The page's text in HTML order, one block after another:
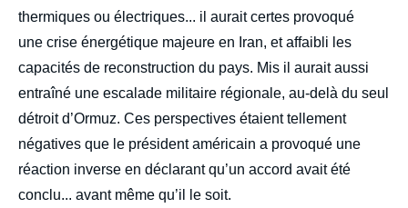
thermiques ou électriques... il aurait certes provoqué
une crise énergétique majeure en Iran, et affaibli les
capacités de reconstruction du pays. Mis il aurait aussi
entraîné une escalade militaire régionale, au-delà du seul
détroit d’Ormuz. Ces perspectives étaient tellement
négatives que le président américain a provoqué une
réaction inverse en déclarant qu’un accord avait été
conclu... avant même qu’il le soit.